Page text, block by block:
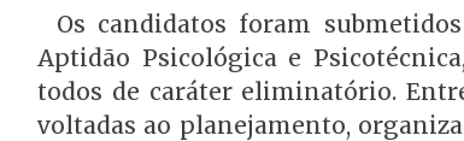
Os candidatos foram
Aptidão Psicológica e
todos de caráter eliminatório.
voltadas ao planejamento,